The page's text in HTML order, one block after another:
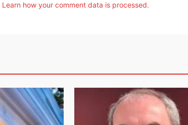
Learn how your comment data is processed.